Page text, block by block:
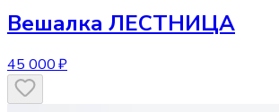
Вешалка ЛЕСТНИЦА
45 000 ₽